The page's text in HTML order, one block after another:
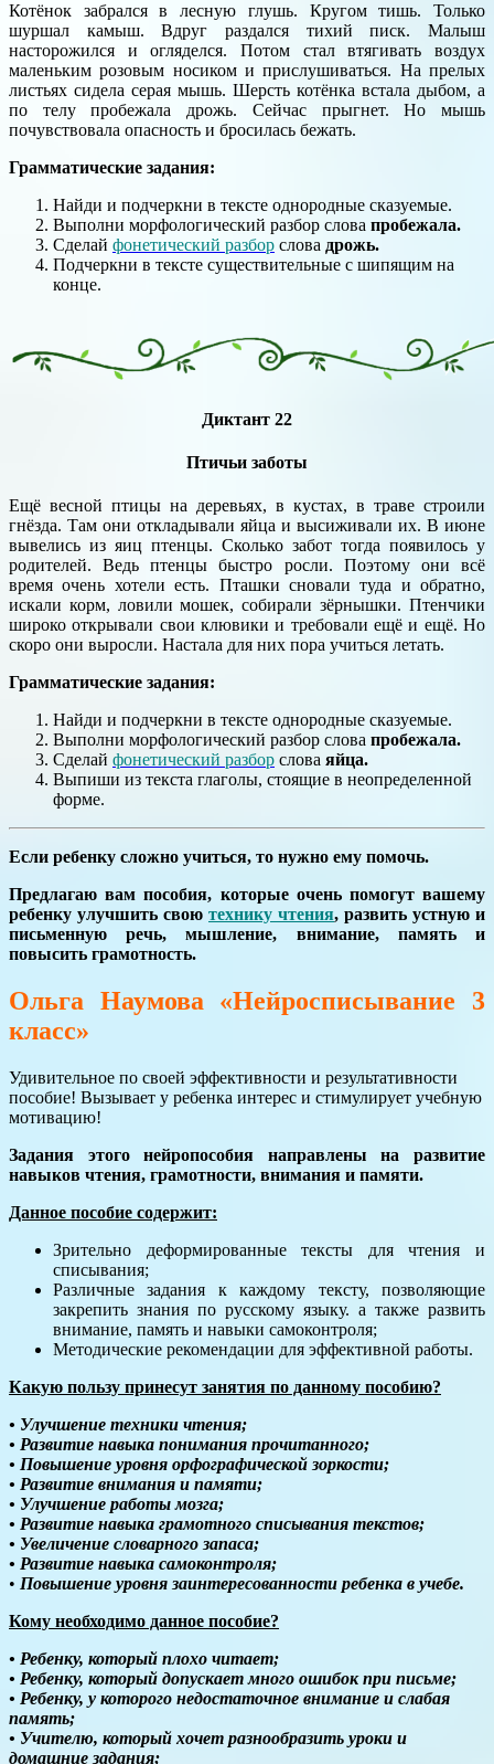
Котёнок забрался в лесную глушь. Кругом тишь. Только
шуршал камыш. Вдруг раздался тихий писк. Малыш
насторожился и огляделся. Потом стал втягивать воздух
маленьким розовым носиком и прислушиваться. На прелых
листьях сидела серая мышь. Шерсть котёнка встала дыбом, а
по телу пробежала дрожь. Сейчас прыгнет. Но мышь
почувствовала опасность и бросилась бежать.
Грамматические задания:
Найди и подчеркни в тексте однородные сказуемые.
Выполни морфологический разбор слова пробежала.
Сделай фонетический разбор слова дрожь.
Подчеркни в тексте существительные с шипящим на
конце.
Диктант 22
Птичьи заботы
Ещё весной птицы на деревьях, в кустах, в траве строили
гнёзда. Там они откладывали яйца и высиживали их. В июне
вывелись из яиц птенцы. Сколько забот тогда появилось у
родителей. Ведь птенцы быстро росли. Поэтому они всё
время очень хотели есть. Пташки сновали туда и обратно,
искали корм, ловили мошек, собирали зёрнышки. Птенчики
широко открывали свои клювики и требовали ещё и ещё. Но
скоро они выросли. Настала для них пора учиться летать.
Грамматические задания:
Найди и подчеркни в тексте однородные сказуемые.
Выполни морфологический разбор слова пробежала.
Сделай фонетический разбор слова яйца.
Выпиши из текста глаголы, стоящие в неопределенной
форме.
Если ребенку сложно учиться, то нужно ему помочь.
Предлагаю вам пособия, которые очень помогут вашему
ребенку улучшить свою технику чтения, развить устную и
письменную речь, мышление, внимание, память и
повысить грамотность.
Ольга Наумова «Нейросписывание 3
класс»
Удивительное по своей эффективности и результативности
пособие! Вызывает у ребенка интерес и стимулирует учебную
мотивацию!
Задания этого нейропособия направлены на развитие
навыков чтения, грамотности, внимания и памяти.
Данное пособие содержит:
Зрительно деформированные тексты для чтения и
списывания;
Различные задания к каждому тексту, позволяющие
закрепить знания по русскому языку. а также развить
внимание, память и навыки самоконтроля;
Методические рекомендации для эффективной работы.
Какую пользу принесут занятия по данному пособию?
• Улучшение техники чтения;
• Развитие навыка понимания прочитанного;
• Повышение уровня орфографической зоркости;
• Развитие внимания и памяти;
• Улучшение работы мозга;
• Развитие навыка грамотного списывания текстов;
• Увеличение словарного запаса;
• Развитие навыка самоконтроля;
• Повышение уровня заинтересованности ребенка в учебе.
Кому необходимо данное пособие?
• Ребенку, который плохо читает;
• Ребенку, который допускает много ошибок при письме;
• Ребенку, у которого недостаточное внимание и слабая
память;
• Учителю, который хочет разнообразить уроки и
домашние задания;